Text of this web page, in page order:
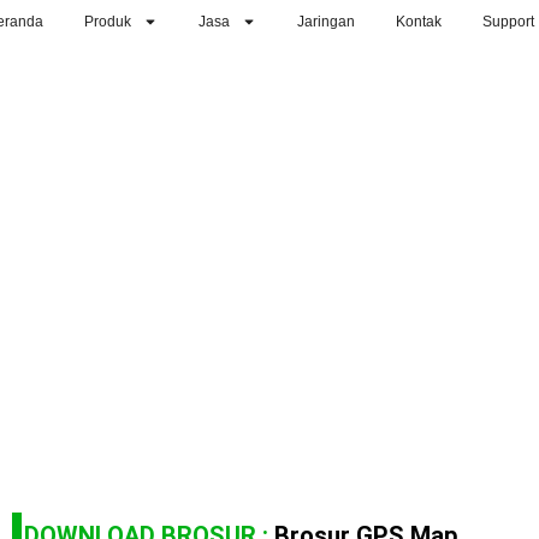
Produk Jasa Jaringan Kontak Support